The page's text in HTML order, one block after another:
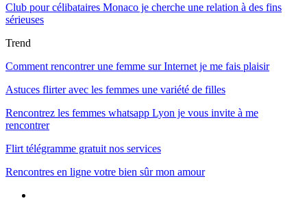
Club pour célibataires Monaco je cherche une relation à des fins
sérieuses
Trend
Comment rencontrer une femme sur Internet je me fais plaisir
Astuces flirter avec les femmes une variété de filles
Rencontrez les femmes whatsapp Lyon je vous invite à me
rencontrer
Flirt télégramme gratuit nos services
Rencontres en ligne votre bien sûr mon amour